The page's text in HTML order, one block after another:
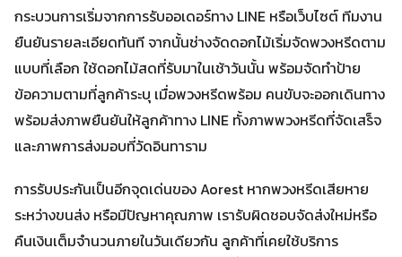
กระบวนการเริ่มจากการรับออเดอร์ทาง LINE หรือเว็บไซต์ ทีมงาน
ยืนยันรายละเอียดทันที จากนั้นช่างจัดดอกไม้เริ่มจัดพวงหรีดตาม
แบบที่เลือก ใช้ดอกไม้สดที่รับมาในเช้าวันนั้น พร้อมจัดทำป้าย
ข้อความตามที่ลูกค้าระบุ เมื่อพวงหรีดพร้อม คนขับจะออกเดินทาง
พร้อมส่งภาพยืนยันให้ลูกค้าทาง LINE ทั้งภาพพวงหรีดที่จัดเสร็จ
และภาพการส่งมอบที่วัดอินทาราม
การรับประกันเป็นอีกจุดเด่นของ Aorest หากพวงหรีดเสียหาย
ระหว่างขนส่ง หรือมีปัญหาคุณภาพ เรารับผิดชอบจัดส่งใหม่หรือ
คืนเงินเต็มจำนวนภายในวันเดียวกัน ลูกค้าที่เคยใช้บริการ